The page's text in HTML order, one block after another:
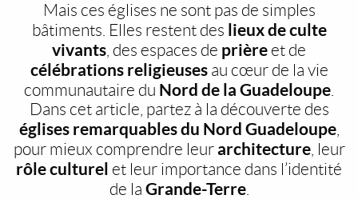
Mais ces églises ne sont pas de simples
bâtiments. Elles restent des lieux de culte
vivants , des espaces de prière et de
célébrations religieusesau cœur de la vie
communautaire du Nord de la Guadeloupe
Dans cet article, partez à la découverte des
églises remarquables du Nord Guadeloupe,
pour mieux comprendre leurarchitecture, leur
rôle culturel et leur importance dans l’identité
de la Grande-Terre.